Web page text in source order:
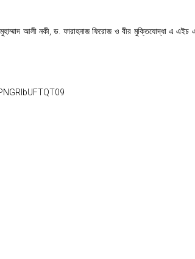
আলী নকী, ড. ফারাহনাজ ফিরোজ ও বীর মুক্তিযোদ্ধা এ